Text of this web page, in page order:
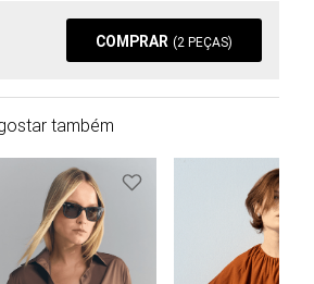
COMPRAR (2 PEÇAS)
também